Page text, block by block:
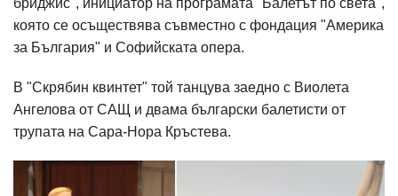
бриджис", инициатор на програмата "Балетът по света",
която се осъществява съвместно с фондация "Америка
за България" и Софийската опера.
В "Скрябин квинтет" той танцува заедно с Виолета
Ангелова от САЩ и двама български балетисти от
трупата на Сара-Нора Кръстева.